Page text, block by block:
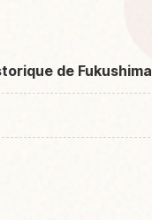
de Fukushima